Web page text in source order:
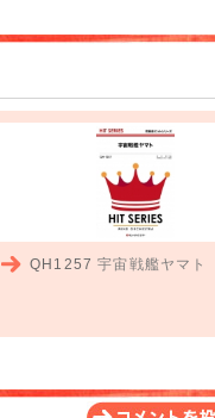
QH1257宇宙戦艦ヤマト